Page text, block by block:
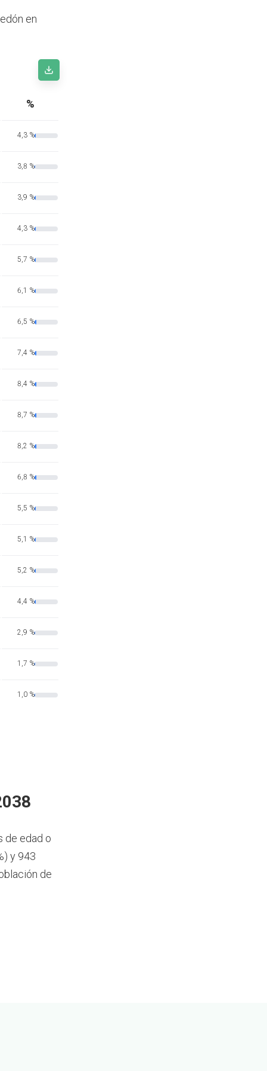
en
%
4,3 %
3,8 %
3,9 %
4,3 %
5,7 %
6,1 %
6,5 %
7,4 %
8,4 %
8,7 %
8,2 %
6,8 %
5,5 %
5,1 %
5,2 %
4,4 %
2,9 %
1,7 %
1,0 %
de edad o
y 943
de